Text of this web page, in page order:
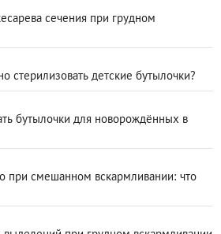
сечения при грудном
стерилизовать детские бутылочки?
бутылочки для новорождённых в
при смешанном вскармливании: что